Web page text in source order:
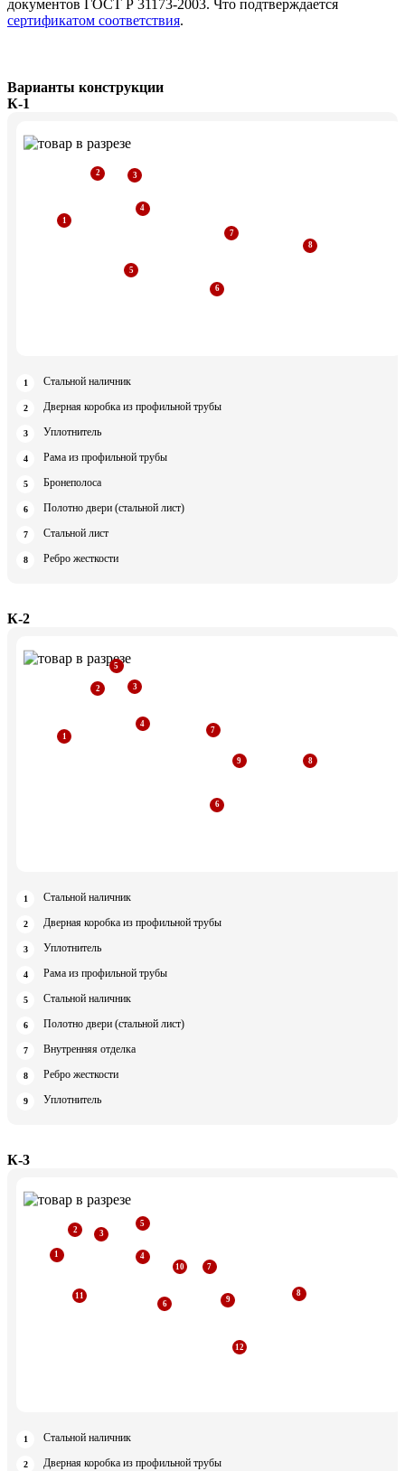
документов ГОСТ Р 31173-2003. Что подтверждается
сертификатом соответствия.
Варианты конструкции
К-1
Стальной наличник
Дверная коробка из профильной трубы
Уплотнитель
Рама из профильной трубы
Бронеполоса
Полотно двери (стальной лист)
Стальной лист
Ребро жесткости
К-2
Стальной наличник
Дверная коробка из профильной трубы
Уплотнитель
Рама из профильной трубы
Стальной наличник
Полотно двери (стальной лист)
Внутренняя отделка
Ребро жесткости
Уплотнитель
К-3
Стальной наличник
Дверная коробка из профильной трубы